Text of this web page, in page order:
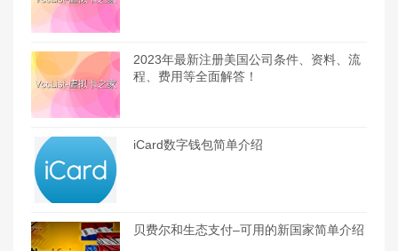
2023年最新注册美国公司条件、资料、流
程、费用等全面解答！
iCard数字钱包简单介绍
贝费尔和生态支付–可用的新国家简单介绍